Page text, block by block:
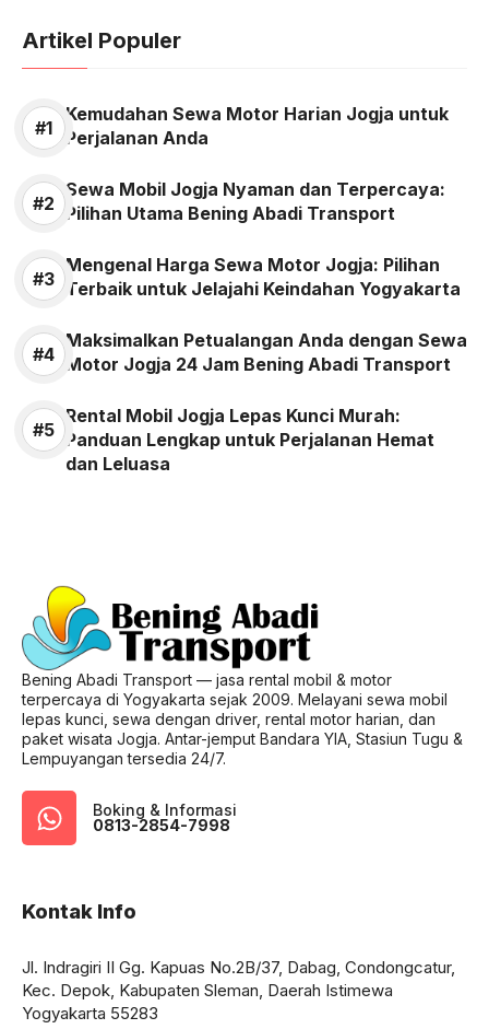
Artikel Populer
Kemudahan Sewa Motor Harian Jogja untuk
Perjalanan Anda
Sewa Mobil Jogja Nyaman dan Terpercaya:
Pilihan Utama Bening Abadi Transport
Mengenal Harga Sewa Motor Jogja: Pilihan
Terbaik untuk Jelajahi Keindahan Yogyakarta
Maksimalkan Petualangan Anda dengan Sewa
Motor Jogja 24 Jam Bening Abadi Transport
Rental Mobil Jogja Lepas Kunci Murah:
Panduan Lengkap untuk Perjalanan Hemat
dan Leluasa
Bening Abadi Transport — jasa rental mobil & motor
terpercaya di Yogyakarta sejak 2009. Melayani sewa mobil
lepas kunci, sewa dengan driver, rental motor harian, dan
paket wisata Jogja. Antar-jemput Bandara YIA, Stasiun Tugu &
Lempuyangan tersedia 24/7.
Boking & Informasi
0813-2854-7998
Kontak Info
Jl. Indragiri II Gg. Kapuas No.2B/37, Dabag, Condongcatur,
Kec. Depok, Kabupaten Sleman, Daerah Istimewa
Yogyakarta 55283